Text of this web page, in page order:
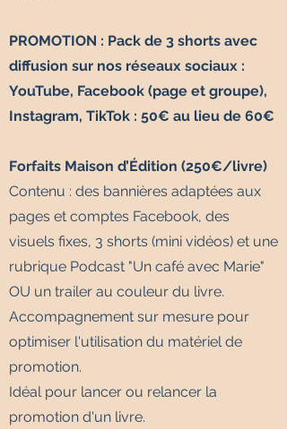
PROMOTION : Pack de 3 shorts avec
diffusion sur nos réseaux sociaux :
YouTube, Facebook (page et groupe),
Instagram, TikTok : 50€ au lieu de 60€
Forfaits Maison d’Édition (250€/livre)
Contenu : des bannières adaptées aux
pages et comptes Facebook, des
visuels fixes, 3 shorts (mini vidéos) et une
rubrique Podcast "Un café avec Marie"
OU un trailer au couleur du livre.
Accompagnement sur mesure pour
optimiser l'utilisation du matériel de
promotion.
Idéal pour lancer ou relancer la
promotion d'un livre.